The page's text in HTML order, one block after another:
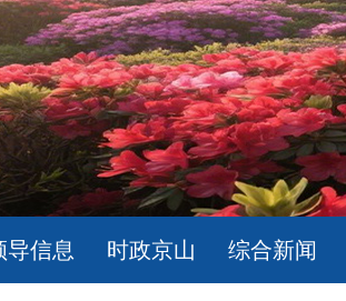
导信息 时政京山 综合新闻